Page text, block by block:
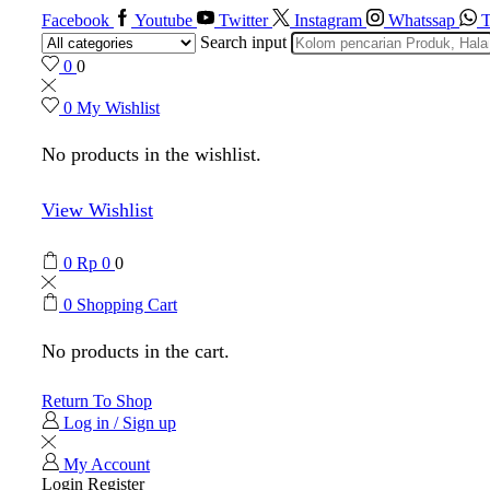
Facebook Youtube Twitter Instagram Whatssap
Search input
0 0
0 My Wishlist
No products in the wishlist.
View Wishlist
0 Rp 0 0
0 Shopping Cart
No products in the cart.
Return To Shop
Log in / Sign up
My Account
Login Register